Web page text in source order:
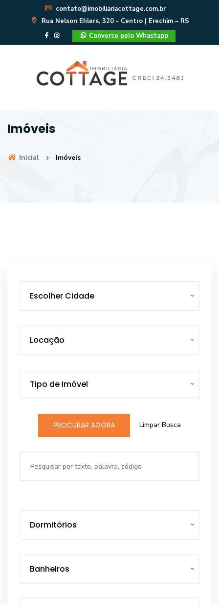
contato@imobiliariacottage.com.br
Rua Nelson Ehlers, 320 - Centro | Erechim – RS
Converse pelo Whastapp
Imóveis
Inicial Imóveis
Escolher Cidade
Locação
Tipo de Imóvel
PROCURAR AGORA Limpar Busca
Dormitórios
Banheiros